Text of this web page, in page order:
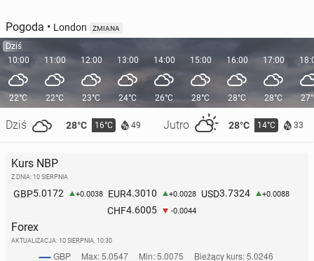
Pogoda • London ZMIANA
Dziś
10:00
22°C
Dziś 28°C 16°C 49 Jutro 28°C 14°C 33
11:00
22°C
12:00
23°C
13:00
24°C
14:00
26°C
15:00
28°C
16:00
28°C
17:00
28°C
Kurs NBP
Z DNIA: 10 SIERPNIA
GBP5.0172 +0.0038 EUR4.3010 +0.0028 USD3.7324 +0.0088
CHF4.6005 -0.0044
Forex
AKTUALIZACJA: 10 SIERPNIA, 10:30